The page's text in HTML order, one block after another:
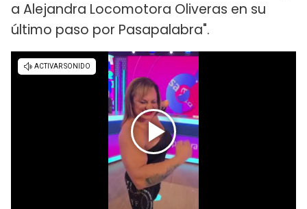
a Alejandra Locomotora Oliveras en su
último paso por Pasapalabra".